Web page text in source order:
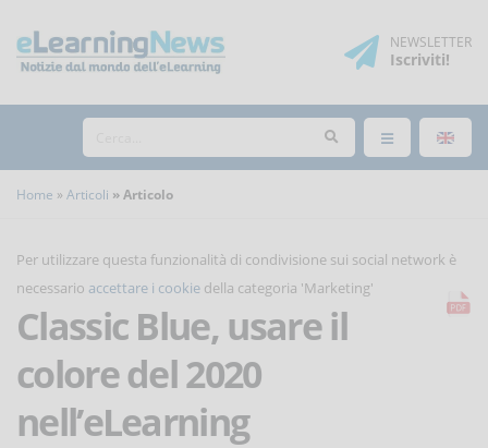
NEWSLETTER
Iscriviti!
Home Articoli Articolo
Per utilizzare questa funzionalità di condivisione sui social network è
necessario accettare i cookie della categoria 'Marketing'
Classic Blue, usare il
colore del 2020
nell’eLearning